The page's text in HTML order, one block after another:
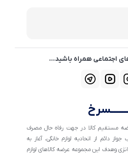
اجتماعی همراه باشید...
مستقیم کالا در جهت رفاه حال مصرف
1379 با کسب جواز دائم از اتحادیه لوازم خانگی، آغاز به
وهدف این مجموعه عرضه کالاهای لوازم